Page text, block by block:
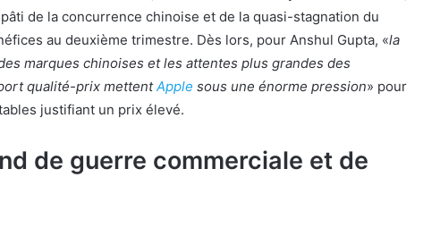
de la concurrence chinoise et de la quasi-stagnation du
au deuxième trimestre. Dès lors, pour Anshul Gupta, «la
marques chinoises et les attentes plus grandes des
qualité-prix mettentApple sous une énorme pression» pour
justifiant un prix élevé.
de guerre commerciale et de